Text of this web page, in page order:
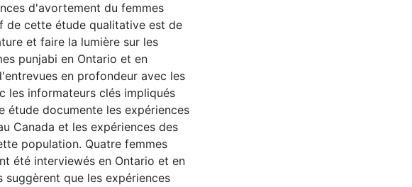
d'avortement du femmes
de cette étude qualitative est de
et faire la lumière sur les
punjabi en Ontario et en
en profondeur avec les
les informateurs clés impliqués
documente les expériences
Canada et les expériences des
population. Quatre femmes
été interviewés en Ontario et en
que les expériences